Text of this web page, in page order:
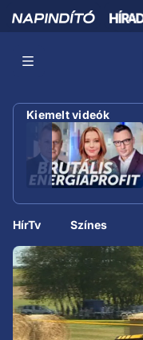
Kiemelt videók
HírTv Színes